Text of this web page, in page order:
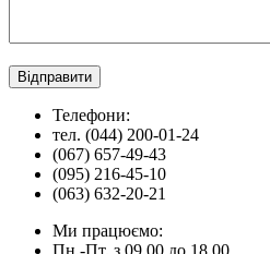
Телефони:
тел. (044) 200-01-24
(067) 657-49-43
(095) 216-45-10
(063) 632-20-21
Ми працюємо: